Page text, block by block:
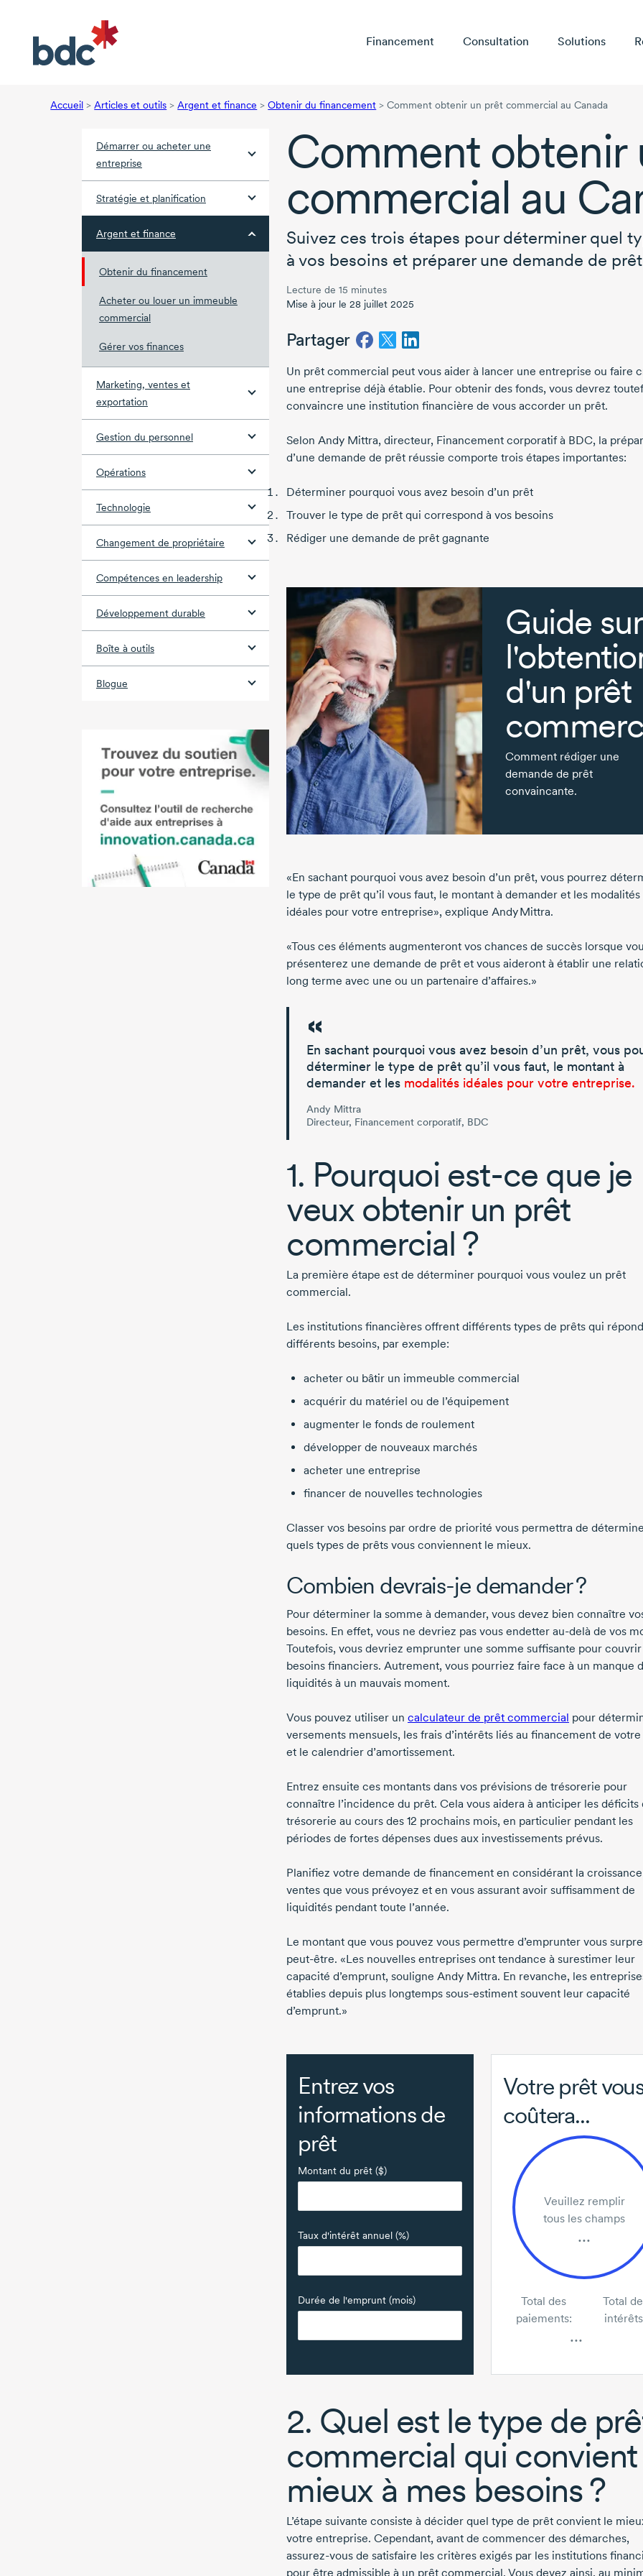
Financement Consultation Solutions
Accueil > Articles et outils > Argent et finance > Obtenir du financement > Comment obtenir un prêt commercial au Canada
Démarrer ou acheter une
entreprise
Stratégie et planification
Argent et finance
Obtenir du financement
Acheter ou louer un immeuble
commercial
Gérer vos finances
Marketing, ventes et
exportation
Gestion du personnel
Opérations
Technologie
Changement de propriétaire
Compétences en leadership
Développement durable
Boîte à outils
Blogue
Comment obtenir
commercial au
Suivez ces trois étapes pour déterminer quel
à vos besoins et préparer une demande de
Lecture de 15 minutes
Mise à jour le 28 juillet 2025
Partager
Un prêt commercial peut vous aider à lancer une entreprise ou faire
une entreprise déjà établie. Pour obtenir des fonds, vous devrez
convaincre une institution financière de vous accorder un prêt.
Selon Andy Mittra, directeur, Financement corporatif à BDC, la
d’une demande de prêt réussie comporte trois étapes importantes:
Déterminer pourquoi vous avez besoin d’un prêt
Trouver le type de prêt qui correspond à vos besoins
Rédiger une demande de prêt gagnante
Guide sur
d'un prêt
Comment rédiger une
demande de prêt
convaincante.
«En sachant pourquoi vous avez besoin d’un prêt, vous pourrez
le type de prêt qu’il vous faut, le montant à demander et les modalités
idéales pour votre entreprise», explique Andy Mittra.
«Tous ces éléments augmenteront vos chances de succès lorsque
présenterez une demande de prêt et vous aideront à établir une
long terme avec une ou un partenaire d’affaires.»
En sachant pourquoi vous avez besoin d’un prêt, vous
déterminer le type de prêt qu’il vous faut, le montant à
demander et les modalités idéales pour votre entreprise.
Andy Mittra
Directeur, Financement corporatif, BDC
1. Pourquoi est-ce que je
veux obtenir un prêt
commercial ?
La première étape est de déterminer pourquoi vous voulez un prêt
commercial.
Les institutions financières offrent différents types de prêts qui
différents besoins, par exemple:
acheter ou bâtir un immeuble commercial
acquérir du matériel ou de l’équipement
augmenter le fonds de roulement
développer de nouveaux marchés
acheter une entreprise
financer de nouvelles technologies
Classer vos besoins par ordre de priorité vous permettra de
quels types de prêts vous conviennent le mieux.
Combien devrais-jedemander ?
Pour déterminer la somme à demander, vous devez bien connaître
besoins. En effet, vous ne devriez pas vous endetter au-delà de vos
Toutefois, vous devriez emprunter une somme suffisante pour
besoins financiers. Autrement, vous pourriez faire face à un manque
liquidités à un mauvais moment.
Vous pouvez utiliser un calculateur de prêt commercial pour
versements mensuels, les frais d’intérêts liés au financement de
et le calendrier d’amortissement.
Entrez ensuite ces montants dans vos prévisions de trésorerie pour
connaître l’incidence du prêt. Cela vous aidera à anticiper les déficits
trésorerie au cours des 12 prochains mois, en particulier pendant les
périodes de fortes dépenses dues aux investissements prévus.
Planifiez votre demande de financement en considérant la
ventes que vous prévoyez et en vous assurant avoir suffisamment de
liquidités pendant toute l’année.
Le montant que vous pouvez vous permettre d’emprunter vous
peut-être. «Les nouvelles entreprises ont tendance à surestimer leur
capacité d’emprunt, souligne Andy Mittra. En revanche, les
établies depuis plus longtemps sous-estiment souvent leur capacité
d’emprunt.»
Entrez vos
informations de
prêt
Montant du prêt ($)
Taux d'intérêt annuel (%)
Durée de l'emprunt (mois)
Votre prêt
coûtera...
Veuillez remplir
tous les champs
...
Total des
paiements:
...
Total
2. Quel est le type de
commercial qui
mieux à mes besoins ?
L’étape suivante consiste à décider quel type de prêt convient le
votre entreprise. Cependant, avant de commencer des démarches,
assurez-vous de satisfaire les critères exigés par les institutions
pour être admissible à un prêt commercial. Vous devez ainsi, au